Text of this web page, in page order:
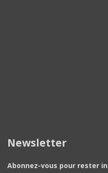
Newsletter
Abonnez-vous pour rester